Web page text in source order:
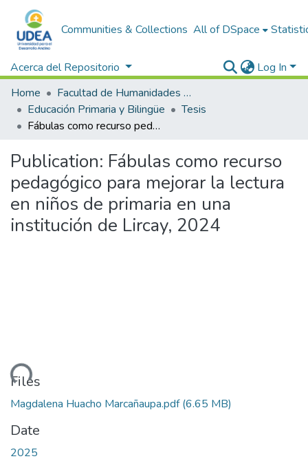
Communities & Collections All of DSpace
Acerca del Repositorio
Log In
Home
Facultad de Humanidades y Ciencias Sociales
Educación Primaria y Bilingüe
Tesis
Fábulas como recurso pedagógico para mejorar la lectura en niños de primaria en una institución de Lircay, 2024
Publication: Fábulas como recurso
pedagógico para mejorar la lectura
en niños de primaria en una
institución de Lircay, 2024
Files
Magdalena Huacho Marcañaupa.pdf(6.65 MB)
Date
2025